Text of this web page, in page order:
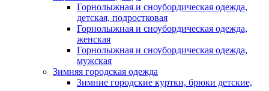
Горнолыжная и сноубордическая одежда,
детская, подростковая
Горнолыжная и сноубордическая одежда,
женская
Горнолыжная и сноубордическая одежда,
мужская
Зимняя городская одежда
Зимние городские куртки, брюки детские,